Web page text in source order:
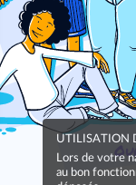
UTILISATION
Lors de votre
au bon